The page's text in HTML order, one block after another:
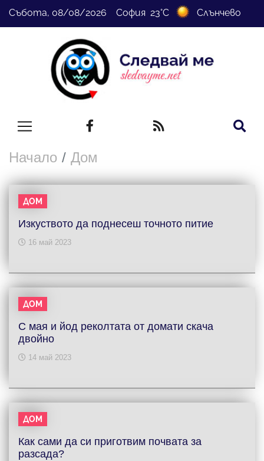
Събота, 08/08/2026 София 23°C Слънчево
Начало Дом
ДОМ
Изкуството да поднесеш точното питие
16 май 2023
ДОМ
С мая и йод реколтата от домати скача
двойно
14 май 2023
ДОМ
Как сами да си приготвим почвата за
разсада?